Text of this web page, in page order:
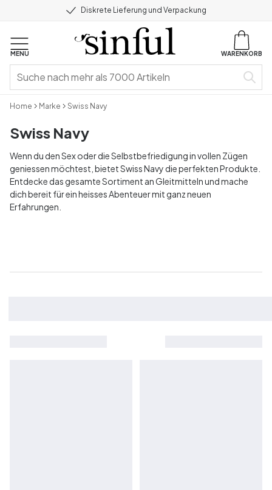
Diskrete Lieferung und Verpackung
MENU WARENKORB
Home Marke Swiss Navy
Swiss Navy
Wenn du den Sex oder die Selbstbefriedigung in vollen Zügen
geniessen möchtest, bietet Swiss Navy die perfekten Produkte.
Entdecke das gesamte Sortiment an Gleitmitteln und mache
dich bereit für ein heisses Abenteuer mit ganz neuen
Erfahrungen.